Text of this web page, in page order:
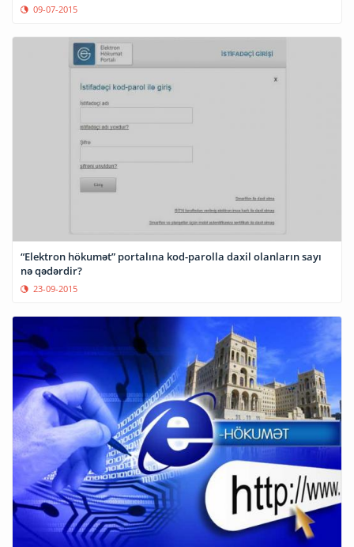
09-07-2015
“Elektron hökumət” portalına kod-parolla daxil olanların sayı
nə qədərdir?
23-09-2015